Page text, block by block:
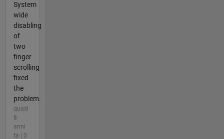
System
wide
disabling
of
two
finger
scrolling
fixed
the
problem.
quasi
8
anni
fa | 0